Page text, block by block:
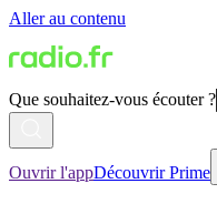
Aller au contenu
Que souhaitez-vous écouter ?
Ouvrir l'appDécouvrir Prime